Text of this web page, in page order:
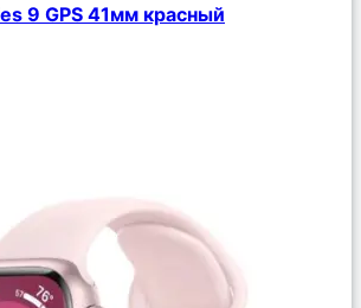
9 GPS 41мм красный